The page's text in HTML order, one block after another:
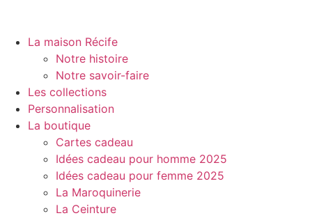
La maison Récife
Notre histoire
Notre savoir-faire
Les collections
Personnalisation
La boutique
Cartes cadeau
Idées cadeau pour homme 2025
Idées cadeau pour femme 2025
La Maroquinerie
La Ceinture